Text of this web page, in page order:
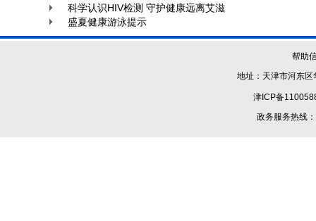
科学认识HIV检测 守护健康远离艾滋
盛夏健康游泳提示
帮助
地址：天津市河
津ICP备
政务服务热线